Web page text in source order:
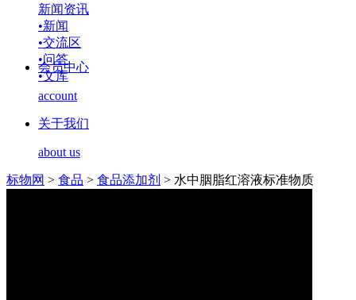
新闻资讯
•新闻
•交流区
•问答
•文库
会员中心
account
关于我们
about us
标物网 > 食品 > 食品添加剂 > 水中胭脂红溶液标准物质